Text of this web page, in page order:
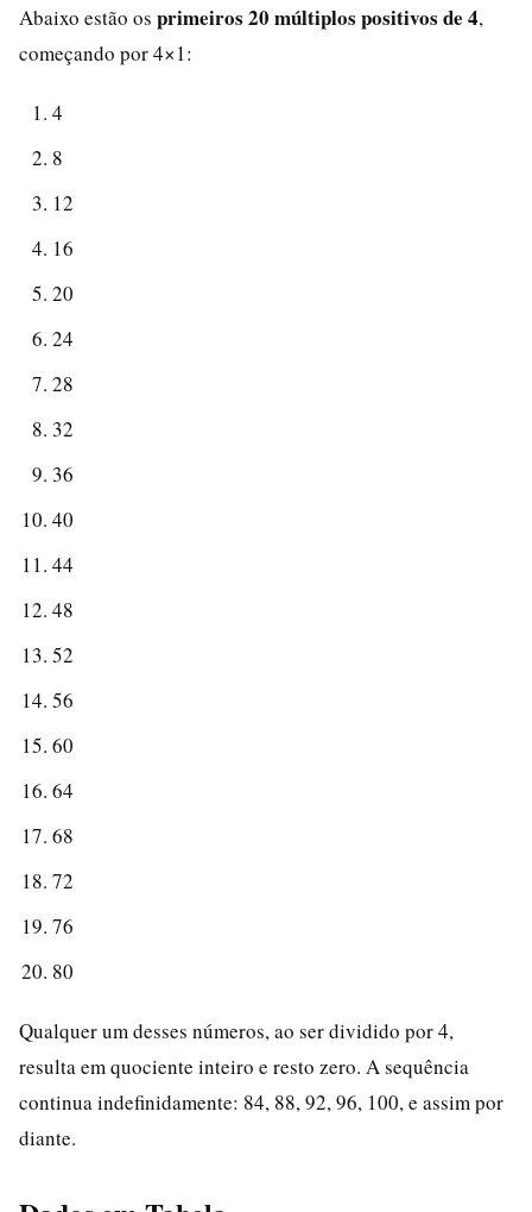
Abaixo estão os primeiros 20 múltiplos positivos de 4,
começando por 4×1:
4
8
12
16
20
24
28
32
36
40
44
48
52
56
60
64
68
72
76
80
Qualquer um desses números, ao ser dividido por 4,
resulta em quociente inteiro e resto zero. A sequência
continua indefinidamente: 84, 88, 92, 96, 100, e assim por
diante.